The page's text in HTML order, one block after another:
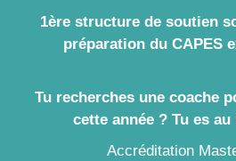
1ère structure de soutien
préparation du CAPES
Tu recherches une coache
cette année ? Tu es
Accréditation